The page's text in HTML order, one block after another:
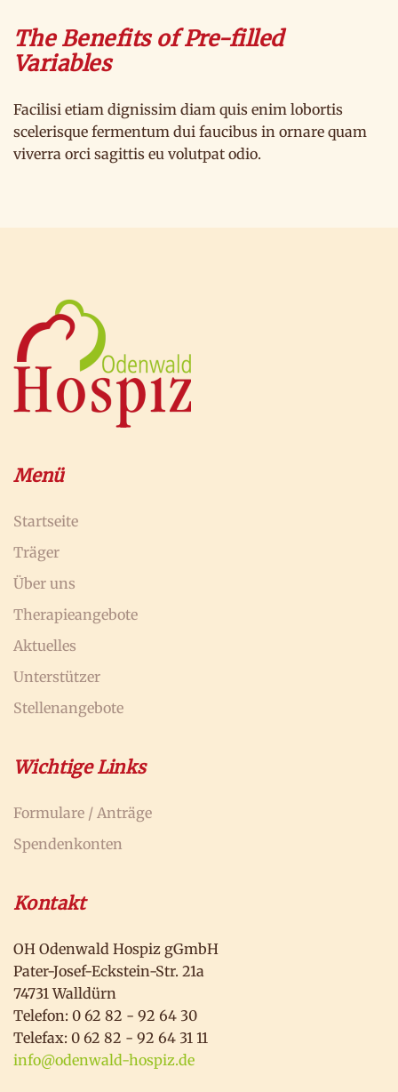
The Benefits of Pre-filled
Variables
Facilisi etiam dignissim diam quis enim lobortis
scelerisque fermentum dui faucibus in ornare quam
viverra orci sagittis eu volutpat odio.
Menü
Startseite
Träger
Über uns
Therapieangebote
Aktuelles
Unterstützer
Stellenangebote
Wichtige Links
Formulare / Anträge
Spendenkonten
Kontakt
OH Odenwald Hospiz gGmbH
Pater-Josef-Eckstein-Str. 21a
74731 Walldürn
Telefon: 0 62 82 - 92 64 30
Telefax: 0 62 82 - 92 64 31 11
info@odenwald-hospiz.de